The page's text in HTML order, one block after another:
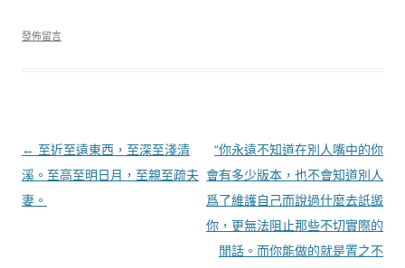
發佈留言
文章導覽
← 至近至遠東西，至深至淺清
溪。至高至明日月，至親至疏夫
妻。
“你永遠不知道在別人嘴中的你
會有多少版本，也不會知道別人
爲了維護自己而說過什麼去詆譭
你，更無法阻止那些不切實際的
閒話。而你能做的就是置之不